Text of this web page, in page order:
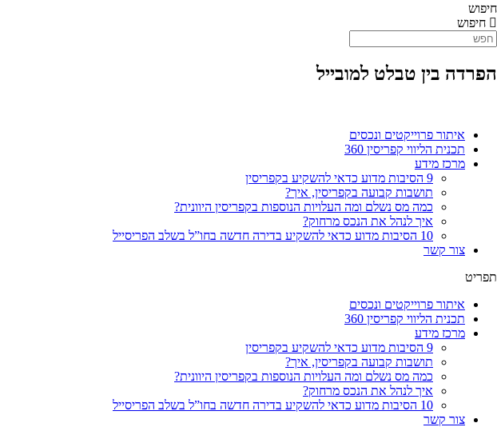
חיפוש
חיפוש
הפרדה בין טבלט למובייל
איתור פרוייקטים ונכסים
תכנית הליווי קפריסין 360
מרכז מידע
9 הסיבות מדוע כדאי להשקיע בקפריסין
תושבות קבועה בקפריסין, איך?
כמה מס נשלם ומה העלויות הנוספות בקפריסין היוונית?
איך לנהל את הנכס מרחוק?
10 הסיבות מדוע כדאי להשקיע בדירה חדשה בחו”ל בשלב הפריסייל
צור קשר
תפריט
איתור פרוייקטים ונכסים
תכנית הליווי קפריסין 360
מרכז מידע
9 הסיבות מדוע כדאי להשקיע בקפריסין
תושבות קבועה בקפריסין, איך?
כמה מס נשלם ומה העלויות הנוספות בקפריסין היוונית?
איך לנהל את הנכס מרחוק?
10 הסיבות מדוע כדאי להשקיע בדירה חדשה בחו”ל בשלב הפריסייל
צור קשר